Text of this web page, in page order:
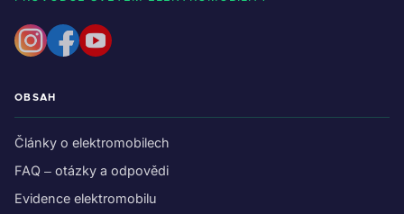
OBSAH
Články o elektromobilech
FAQ – otázky a odpovědi
Evidence elektromobilu